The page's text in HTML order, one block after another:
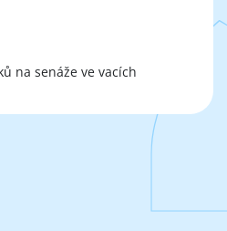
na senáže ve vacích